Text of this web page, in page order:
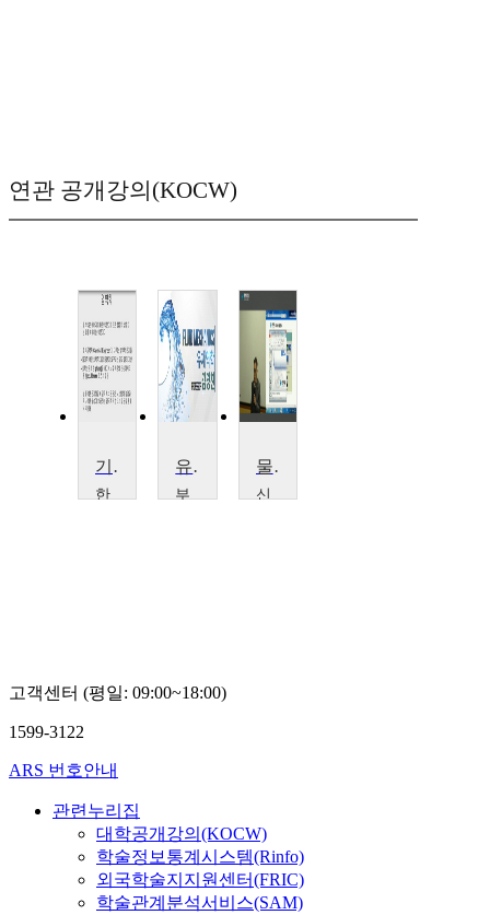
연관 공개강의(KOCW)
기초열역학
한
유체역학
부
물과 도시
신
고객센터 (평일: 09:00~18:00)
1599-3122
ARS 번호안내
관련누리집
대학공개강의(KOCW)
학술정보통계시스템(Rinfo)
외국학술지지원센터(FRIC)
학술관계분석서비스(SAM)